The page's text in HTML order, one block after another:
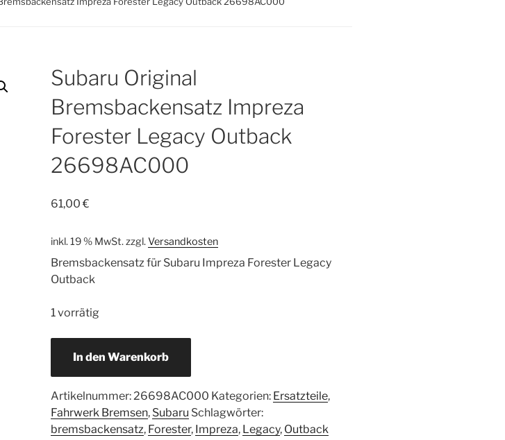
Subaru Original
Bremsbackensatz Impreza
Forester Legacy Outback
26698AC000
61,00€
inkl. 19 % MwSt.zzgl.Versandkosten
Bremsbackensatz für Subaru Impreza Forester Legacy
Outback
1 vorrätig
Original
Bremsbackensatz
Impreza
Forester
Legacy
In den Warenkorb
Artikelnummer: 26698AC000 Kategorien: Ersatzteile,
Fahrwerk Bremsen, Subaru Schlagwörter:
bremsbackensatz, Forester, Impreza, Legacy, Outback